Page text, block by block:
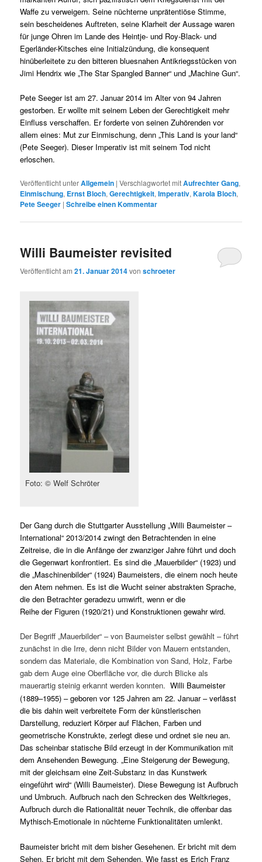
Waffe zu verweigern. Seine nüchterne unprätentiöse Stimme,
sein bescheidenes Auftreten, seine Klarheit der Aussage waren
für junge Ohren im Lande des Heintje- und Roy-Black- und
Egerländer-Kitsches eine Initialzündung, die konsequent
hinüberleitete zu den bitteren bluesnahen Antikriegsstücken von
Jimi Hendrix wie „The Star Spangled Banner“ und „Machine Gun“.
Pete Seeger ist am 27. Januar 2014 im Alter von 94 Jahren
gestorben. Er wollte mit seinem Leben der Gerechtigkeit mehr
Einfluss verschaffen. Er forderte von seinen Zuhörenden vor
allem eines: Mut zur Einmischung, denn „This Land is your land“
(Pete Seeger). Dieser Imperativ ist mit seinem Tod nicht
erloschen.
Veröffentlicht unterAllgemein |Verschlagwortet mitAufrechter Gang,
Einmischung, Ernst Bloch,Gerechtigkeit,Imperativ,Karola Bloch,
Pete Seeger |Schreibe einen Kommentar
Willi Baumeister revisited
Veröffentlicht am21. Januar 2014vonschroeter
Foto: © Welf Schröter
Der Gang durch die Stuttgarter Ausstellung „Willi Baumeister –
International“ 2013/2014 zwingt den Betrachtenden in eine
Zeitreise, die in die Anfänge der zwanziger Jahre führt und doch
die Gegenwart konfrontiert. Es sind die „Mauerbilder“ (1923) und
die „Maschinenbilder“ (1924) Baumeisters, die einem noch heute
den Atem nehmen. Es ist die Wucht seiner abstrakten Sprache,
die den Betrachter geradezu umwirft, wenn er die
Reihe der Figuren (1920/21) und Konstruktionen gewahr wird.
Der Begriff „Mauerbilder“ – von Baumeister selbst gewählt – führt
zunächst in die Irre, denn nicht Bilder von Mauern entstanden,
sondern das Materiale, die Kombination von Sand, Holz, Farbe
gab dem Auge eine Oberfläche vor, die durch Blicke als
mauerartig steinig erkannt werden konnten. Willi Baumeister
(1889–1955) – geboren vor 125 Jahren am 22. Januar – verlässt
die bis dahin weit verbreitete Form der künstlerischen
Darstellung, reduziert Körper auf Flächen, Farben und
geometrische Konstrukte, zerlegt diese und ordnet sie neu an.
Das scheinbar statische Bild erzeugt in der Kommunikation mit
dem Ansehenden Bewegung. „Eine Steigerung der Bewegung,
mit der gleichsam eine Zeit-Substanz in das Kunstwerk
eingeführt wird“ (Willi Baumeister). Diese Bewegung ist Aufbruch
und Umbruch. Aufbruch nach den Schrecken des Weltkrieges,
Aufbruch durch die Rationalität neuer Technik, die offenbar das
Mythisch-Emotionale in nüchterne Funktionalitäten umlenkt.
Baumeister bricht mit dem bisher Gesehenen. Er bricht mit dem
Sehen. Er bricht mit dem Sehenden. Wie fasst es Erich Franz